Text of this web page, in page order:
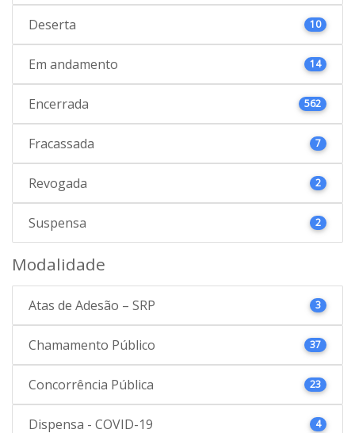
Deserta 10
Em andamento 14
Encerrada 562
Fracassada 7
Revogada 2
Suspensa 2
Modalidade
Atas de Adesão – SRP 3
Chamamento Público 37
Concorrência Pública 23
Dispensa - COVID-19 4